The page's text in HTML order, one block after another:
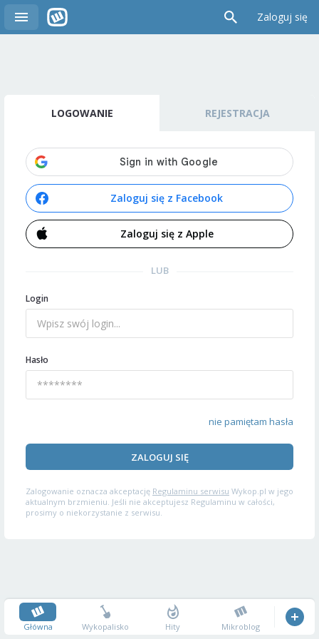
Zaloguj się
LOGOWANIE REJESTRACJA
Zaloguj się z Facebook
Zaloguj się z Apple
LUB
Login
Hasło
nie pamiętam hasła
ZALOGUJ SIĘ
Zalogowanie oznacza akceptację Regulaminu serwisu Wykop.pl w jego
aktualnym brzmieniu. Jeśli nie akceptujesz Regulaminu w całości,
prosimy o niekorzystanie z serwisu.
Główna Wykopalisko Hity Mikroblog